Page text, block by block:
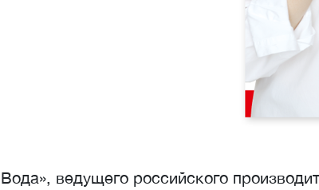
ведущего российского